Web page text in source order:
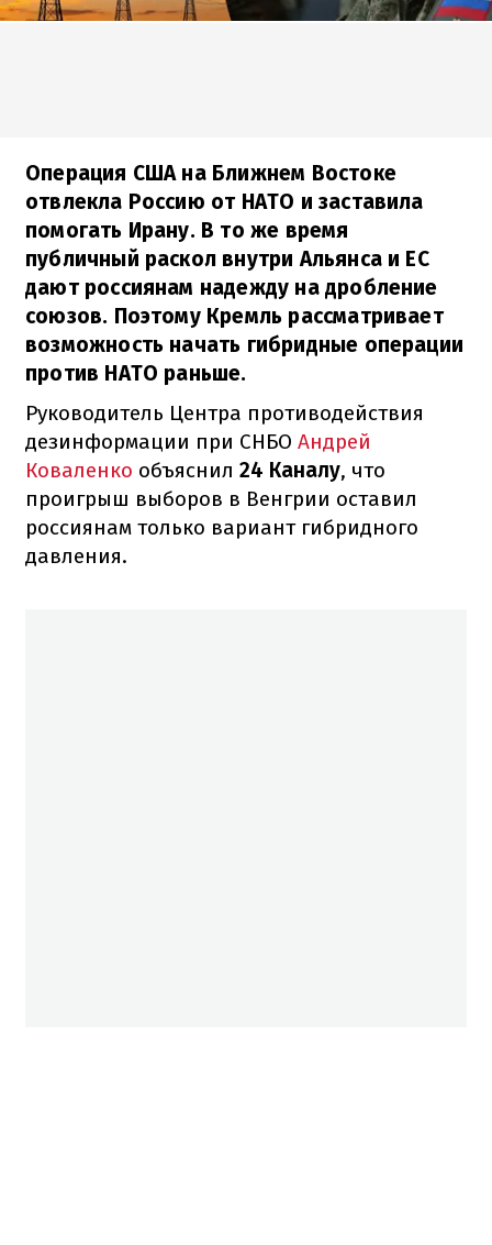
Операция США на Ближнем Востоке
отвлекла Россию от НАТО и заставила
помогать Ирану. В то же время
публичный раскол внутри Альянса и ЕС
дают россиянам надежду на дробление
союзов. Поэтому Кремль рассматривает
возможность начать гибридные операции
против НАТО раньше.
Руководитель Центра противодействия
дезинформации при СНБО Андрей
Коваленко объяснил 24 Каналу, что
проигрыш выборов в Венгрии оставил
россиянам только вариант гибридного
давления.